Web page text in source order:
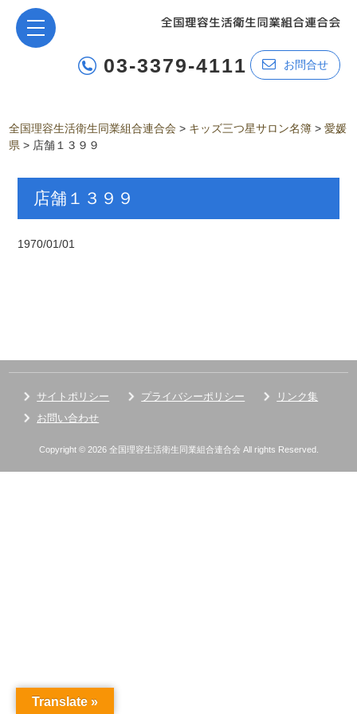
03-3379-4111 お問合せ
全国理容生活衛生同業組合連合会 > キッズ三つ星サロン名簿 >愛媛
県 > 店舗１３９９
店舗１３９９
1970/01/01
サイトポリシー プライバシーポリシー
リンク集
お問い合わせ
Copyright © 2026 全国理容生活衛生同業組合連合会 All rights Reserved.
Translate »